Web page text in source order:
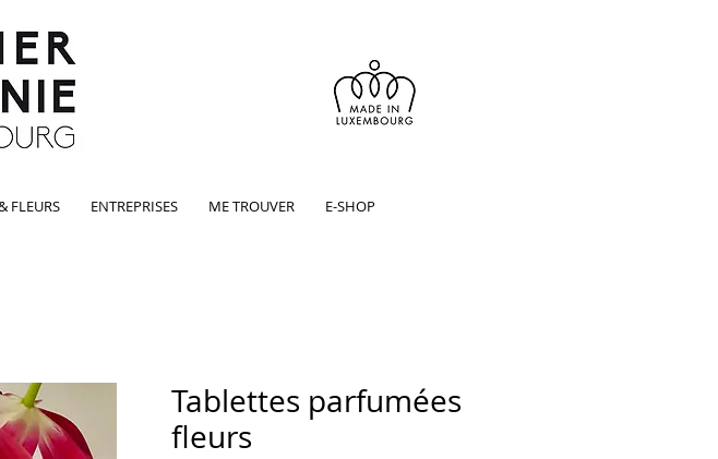
FLEURS ENTREPRISES ME TROUVER E-SHOP
Tablettes parfumées
fleurs